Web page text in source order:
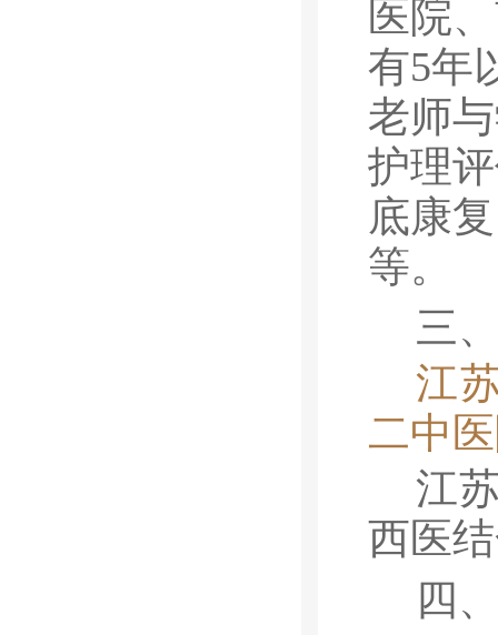
医院
有5年
老师
护理
底康
等。
三
江
二中
江
西医
四